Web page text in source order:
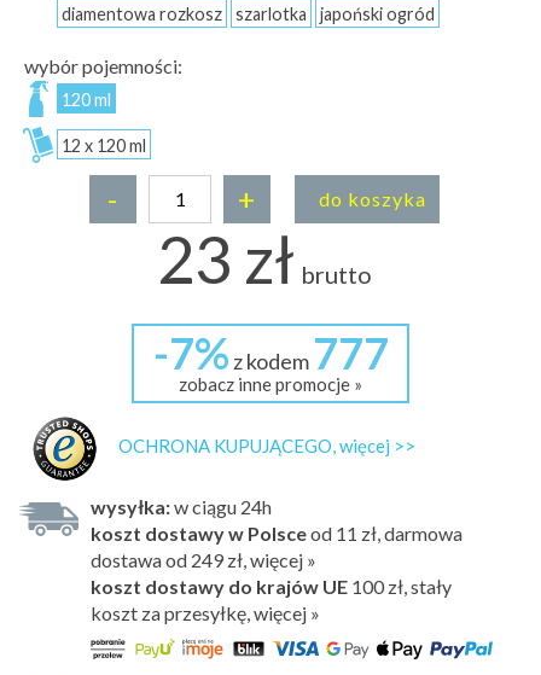
diamentowa rozkosz
szarlotka japoński ogród
wybór pojemności:
120 ml
12 x 120 ml
- + do koszyka
23 zł brutto
-7% z kodem 777
zobacz inne promocje »
OCHRONA KUPUJĄCEGO, więcej >>
wysyłka:w ciągu 24h
koszt dostawy w Polsceod 11 zł, darmowa
dostawa od 249 zł, więcej »
koszt dostawy do krajów UE 100 zł, stały
koszt za przesyłkę, więcej »